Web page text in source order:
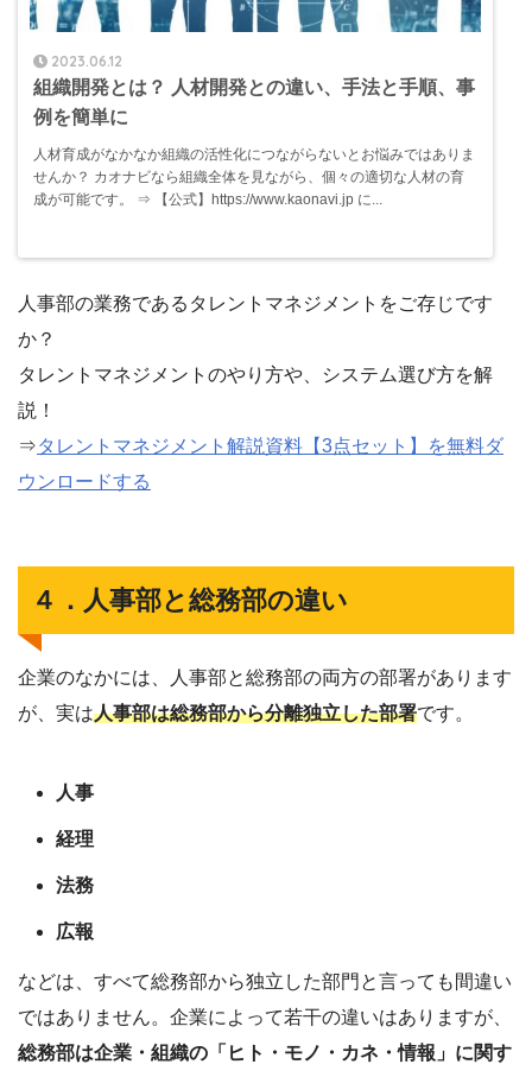
2023.06.12
組織開発とは？ 人材開発との違い、手法と手順、事
例を簡単に
人材育成がなかなか組織の活性化につながらないとお悩みではありま
せんか？ カオナビなら組織全体を見ながら、個々の適切な人材の育
成が可能です。 ⇒ 【公式】https://www.kaonavi.jp に...
人事部の業務であるタレントマネジメントをご存じです
か？
タレントマネジメントのやり方や、システム選び方を解
説！
⇒タレントマネジメント解説資料【3点セット】を無料ダ
ウンロードする
４．人事部と総務部の違い
企業のなかには、人事部と総務部の両方の部署があります
が、実は人事部は総務部から分離独立した部署です。
人事
経理
法務
広報
などは、すべて総務部から独立した部門と言っても間違い
ではありません。企業によって若干の違いはありますが、
総務部は企業・組織の「ヒト・モノ・カネ・情報」に関す